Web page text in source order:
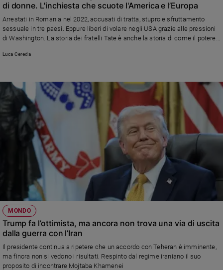
di donne. L'inchiesta che scuote l'America e l’Europa
Arrestati in Romania nel 2022, accusati di tratta, stupro e sfruttamento
sessuale in tre paesi. Eppure liberi di volare negli USA grazie alle pressioni
di Washington. La storia dei fratelli Tate è anche la storia di come il potere
Luca Cereda
MONDO
Trump fa l’ottimista, ma ancora non trova una via di uscita
dalla guerra con l’Iran
Il presidente continua a ripetere che un accordo con Teheran è imminente,
ma finora non si vedono i risultati. Respinto dal regime iraniano il suo
proposito di incontrare Mojtaba Khamenei